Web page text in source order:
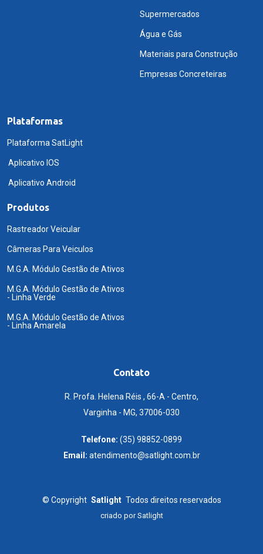
Supermercados
Água e Gás
Materiais para Construção
Empresas Concreteiras
Plataformas
Plataforma SatLight
Aplicativo IOS
Aplicativo Android
Produtos
Rastreador Veicular
Câmeras Para Veiculos
M.G.A. Módulo Gestão de Ativos
M.G.A. Módulo Gestão de Ativos
- Linha Verde
M.G.A. Módulo Gestão de Ativos
- Linha Amarela
Contato
R. Profa. Helena Réis , 66-A - Centro,
Varginha - MG, 37006-030
Telefone: (35) 98852-0899
Email: atendimento@satlight.com.br
© Copyright Satlight Todos direitos reservados
criado porSatlight